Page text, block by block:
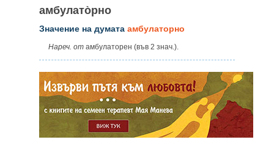
амбулато̀рно
Значение на думата амбулаторно
Нареч. от амбулаторен (във 2 знач.).